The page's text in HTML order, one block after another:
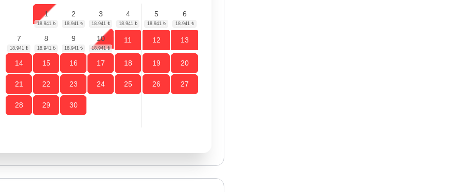
1 2 3 4 5 6
7 8 9 10 11 12 13
14 15 16 17 18 19 20
21 22 23 24 25 26 27
28 29 30